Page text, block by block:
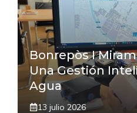
Bonrepòs I
Una Gestión
Agua
13 julio 2026